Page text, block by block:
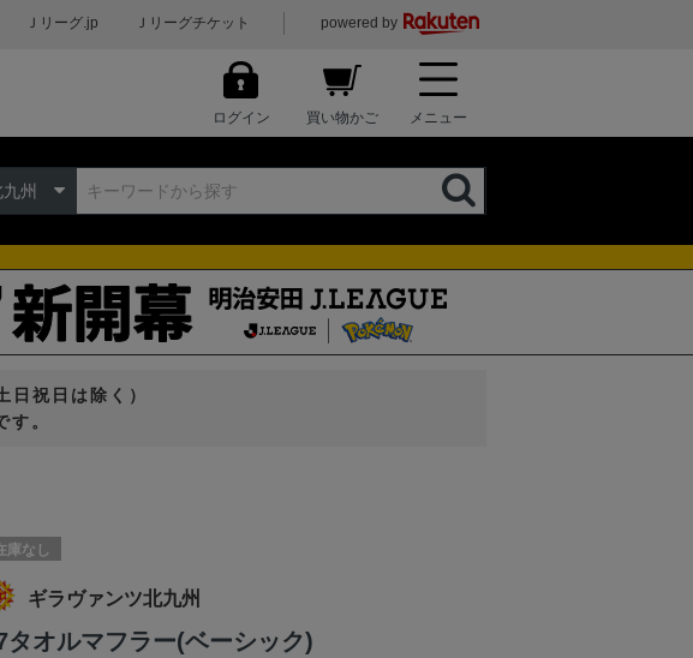
Ｊリーグ.jp Ｊリーグチケット powered by
ログイン 買い物かご メニュー
州
祝日は除く）
。
庫なし
ギラヴァンツ北九州
タオルマフラー(ベーシック)